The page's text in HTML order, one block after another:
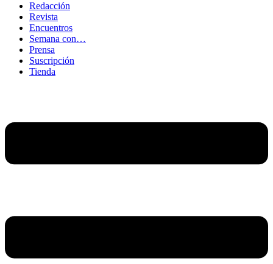
Redacción
Revista
Encuentros
Semana con…
Prensa
Suscripción
Tienda